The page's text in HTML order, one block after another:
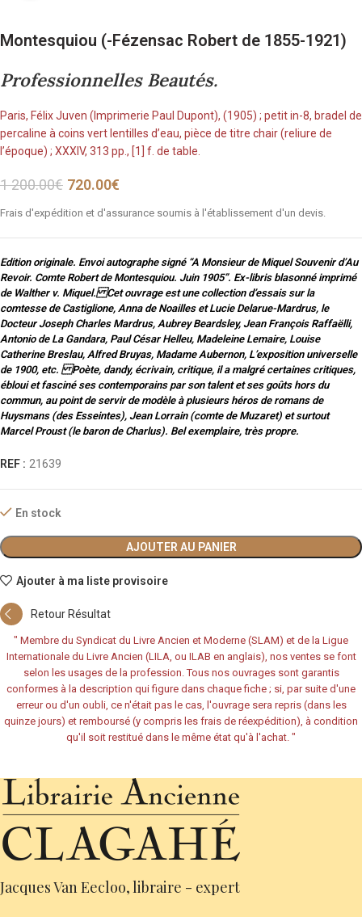
Montesquiou (-Fézensac Robert de 1855-1921)
Professionnelles Beautés.
Paris, Félix Juven (Imprimerie Paul Dupont), (1905) ; petit in-8, bradel de
percaline à coins vert lentilles d’eau, pièce de titre chair (reliure de
l’époque) ; XXXIV, 313 pp., [1] f. de table.
1 200.00€ 720.00€
Frais d'expédition et d'assurance soumis à l'établissement d'un devis.
Edition originale. Envoi autographe signé “A Monsieur de Miquel Souvenir d’Au
Revoir. Comte Robert de Montesquiou. Juin 1905”. Ex-libris blasonné imprimé
de Walther v. Miquel. Cet ouvrage est une collection d’essais sur la
comtesse de Castiglione, Anna de Noailles et Lucie Delarue-Mardrus, le
Docteur Joseph Charles Mardrus, Aubrey Beardsley, Jean François Raffaëlli,
Antonio de La Gandara, Paul César Helleu, Madeleine Lemaire, Louise
Catherine Breslau, Alfred Bruyas, Madame Aubernon, L’exposition universelle
de 1900, etc. Poète, dandy, écrivain, critique, il a malgré certaines critiques,
ébloui et fasciné ses contemporains par son talent et ses goûts hors du
commun, au point de servir de modèle à plusieurs héros de romans de
Huysmans (des Esseintes), Jean Lorrain (comte de Muzaret) et surtout
Marcel Proust (le baron de Charlus). Bel exemplaire, très propre.
REF : 21639
En stock
AJOUTER AU PANIER
Ajouter à ma liste provisoire
Retour Résultat
" Membre du Syndicat du Livre Ancien et Moderne (SLAM) et de la Ligue
Internationale du Livre Ancien (LILA, ou ILAB en anglais), nos ventes se font
selon les usages de la profession. Tous nos ouvrages sont garantis
conformes à la description qui figure dans chaque fiche ; si, par suite d'une
erreur ou d'un oubli, ce n'était pas le cas, l'ouvrage sera repris (dans les
quinze jours) et remboursé (y compris les frais de réexpédition), à condition
qu'il soit restitué dans le même état qu'à l'achat. "
Jacques Van Eecloo, libraire - expert